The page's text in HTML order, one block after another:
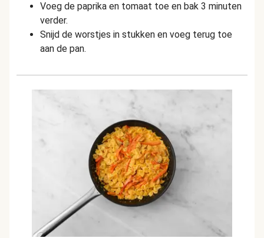
Voeg de paprika en tomaat toe en bak 3 minuten
verder.
Snijd de worstjes in stukken en voeg terug toe
aan de pan.